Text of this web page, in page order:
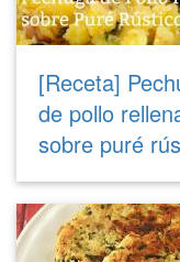
[Receta]
de pollo
sobre puré